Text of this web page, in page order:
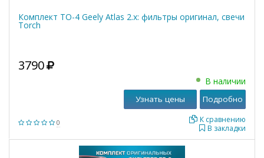
Комплект ТО-4 Geely Atlas 2.x: фильтры оригинал, свечи
Torch
0
3790
В наличии
В закладки
К сравнению
Узнать цены Подробно